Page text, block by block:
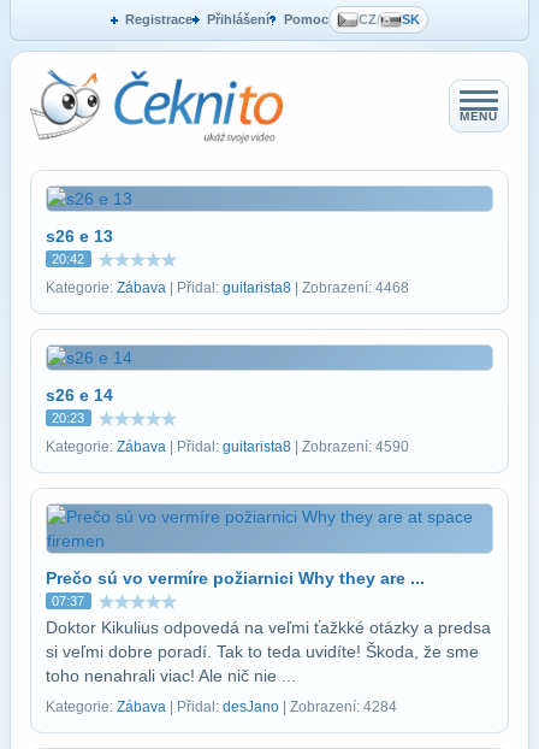
Registrace Přihlášení Pomoc CZ/ SK
MENU
s26 e 13
20:42
Kategorie: Zábava | Přidal: guitarista8 | Zobrazení: 4468
s26 e 14
20:23
Kategorie: Zábava | Přidal: guitarista8 | Zobrazení: 4590
Prečo sú vo vermíre požiarnici Why they are ...
07:37
Doktor Kikulius odpovedá na veľmi ťažkké otázky a predsa
si veľmi dobre poradí. Tak to teda uvidíte! Škoda, že sme
toho nenahrali viac! Ale nič nie ...
Kategorie: Zábava | Přidal: desJano | Zobrazení: 4284